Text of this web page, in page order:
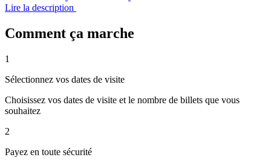
Lire la description
Comment ça marche
1
Sélectionnez vos dates de visite
Choisissez vos dates de visite et le nombre de billets que vous
souhaitez
2
Payez en toute sécurité